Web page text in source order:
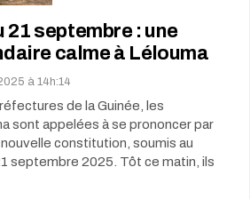
21 septembre : une
calme à Lélouma
à 14h:14
de la Guinée, les
sont appelées à se prononcer par
constitution, soumis au
septembre 2025. Tôt ce matin, ils